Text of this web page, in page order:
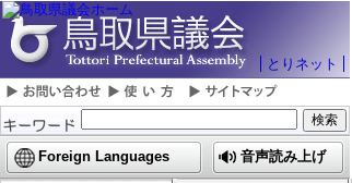
とりネット
Foreign Languages 音声読み上げ